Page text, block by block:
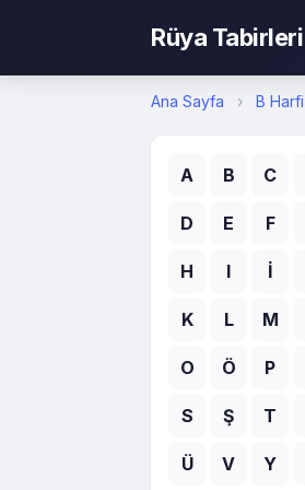
Rüya Tabirleri
Ana Sayfa › B Harfi
A B C
D E F
H I İ
K L M
O Ö P
S Ş T
Ü V Y